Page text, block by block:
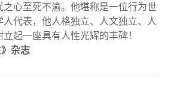
之心至死不渝。他堪称是一位行为世
人代表，他人格独立、人文独立、人
起一座具有人性光辉的丰碑！
杂志